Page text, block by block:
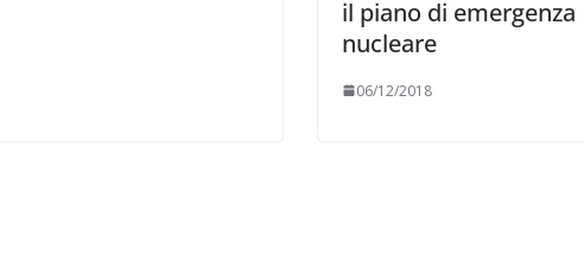
il piano di emergenza
nucleare
06/12/2018